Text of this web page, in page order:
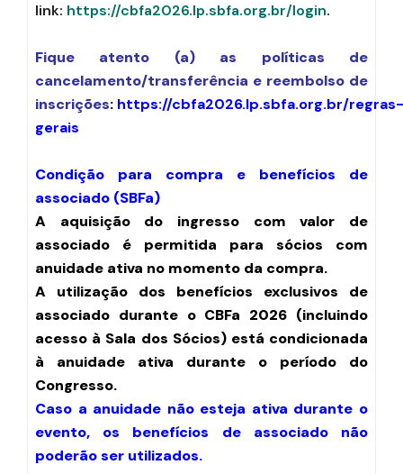
link: https://cbfa2026.lp.sbfa.org.br/login.
Fique atento (a) as políticas de
cancelamento/transferência e reembolso de
inscrições: https://cbfa2026.lp.sbfa.org.br/regras-
gerais
Condição para compra e benefícios de
associado (SBFa)
A aquisição do ingresso com valor de
associado é permitida para sócios com
anuidade ativa no momento da compra.
A utilização dos benefícios exclusivos de
associado durante o CBFa 2026 (incluindo
acesso à Sala dos Sócios) está condicionada
à anuidade ativa durante o período do
Congresso.
Caso a anuidade não esteja ativa durante o
evento, os benefícios de associado não
poderão ser utilizados.